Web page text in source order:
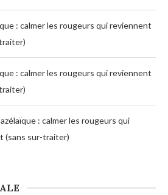
: calmer les rougeurs qui reviennent
: calmer les rougeurs qui reviennent
: calmer les rougeurs qui
(sans sur-traiter)